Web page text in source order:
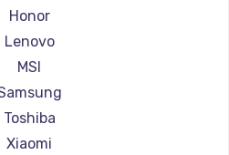
Getac
Epson
Philips
ноутбуков LG
Panasonic
ноутбуков Irbis
Honor
Lenovo
MSI
Toshiba
Xiaomi